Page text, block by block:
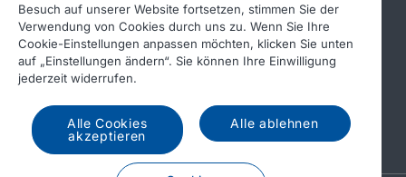
© 2026 DAF
Rechtlicher Hinweis
Datenschutzerklärung
DAF und Cookies
Verhaltenskodex
Besuch auf unserer Website fortsetzen, stimmen Sie der
Verwendung von Cookies durch uns zu. Wenn Sie Ihre
Cookie-Einstellungen anpassen möchten, klicken Sie unten
auf „Einstellungen ändern“. Sie können Ihre Einwilligung
jederzeit widerrufen.
Alle Cookies
akzeptieren
Alle ablehnen